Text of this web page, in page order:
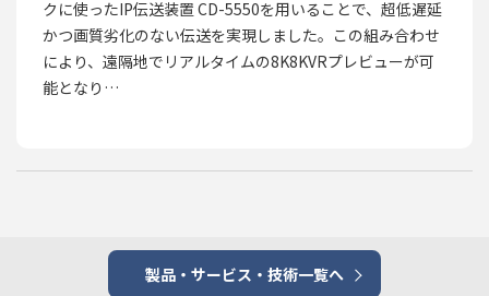
クに使ったIP伝送装置 CD-5550を用いることで、超低遅延
かつ画質劣化のない伝送を実現しました。この組み合わせ
により、遠隔地でリアルタイムの8K8KVRプレビューが可
能となり…
製品・サービス・技術一覧へ